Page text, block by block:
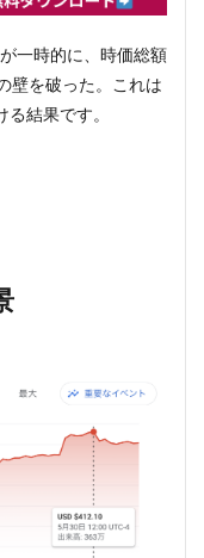
一時的に、時価総額
壁を破った。これは
結果です。